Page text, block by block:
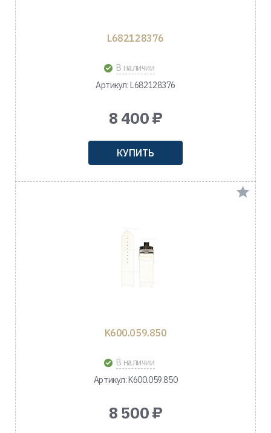
L682128376
В наличии
Артикул: L682128376
8 400 ₽
КУПИТЬ
K600.059.850
В наличии
Артикул: K600.059.850
8 500 ₽